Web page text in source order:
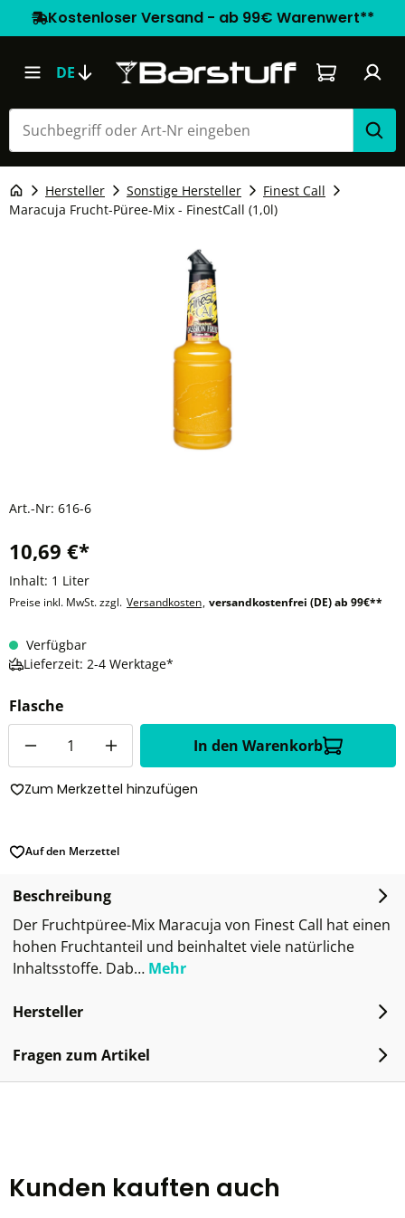
Kostenloser Versand - ab 99€ Warenwert**
DE Warenkorb
Hersteller Sonstige Hersteller
Finest Call
Maracuja Frucht-Püree-Mix - FinestCall (1,0l)
Art.-Nr: 616-6
10,69 €*
Inhalt: 1 Liter
Preise inkl. MwSt. zzgl. Versandkosten, versandkostenfrei (DE) ab 99€**
Verfügbar
Lieferzeit: 2-4 Werktage*
Flasche
In den Warenkorb
Zum Merkzettel hinzufügen
Auf den Merzettel
Beschreibung
Der Fruchtpüree-Mix Maracuja von Finest Call hat einen
hohen Fruchtanteil und beinhaltet viele natürliche
Inhaltsstoffe. Dab… Mehr
Hersteller
Fragen zum Artikel
Kunden kauften auch